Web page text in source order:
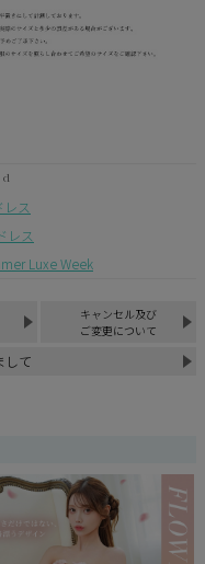
ス
レス
Luxe Week
キャンセル及び
ご変更について
して